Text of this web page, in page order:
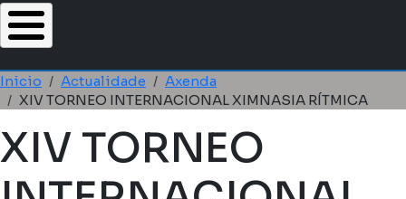
Miga de pan
Inicio Actualidade
Axenda
XIV TORNEO INTERNACIONAL XIMNASIA RÍTMICA
XIV TORNEO